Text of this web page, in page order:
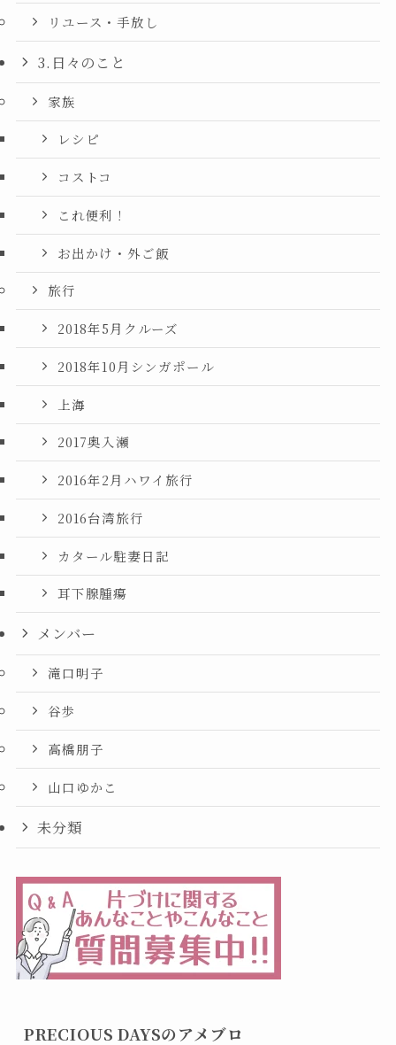
リユース・手放し
3.日々のこと
家族
レシピ
コストコ
これ便利！
お出かけ・外ご飯
旅行
2018年5月クルーズ
2018年10月シンガポール
上海
2017奥入瀬
2016年2月ハワイ旅行
2016台湾旅行
カタール駐妻日記
耳下腺腫瘍
メンバー
滝口明子
谷歩
高橋朋子
山口ゆかこ
未分類
PRECIOUS DAYSのアメブロ